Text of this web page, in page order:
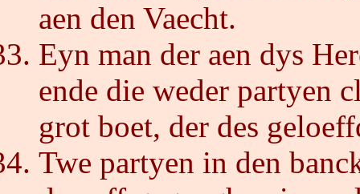
aen den Vaecht.
Eyn man der aen dys
ende die weder partyen
grot boet, der des
Twe partyen in den